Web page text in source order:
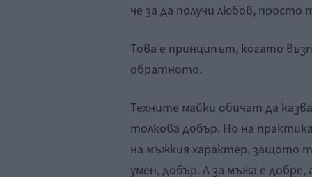
че за да получи любов,
Това е принципът, когато
обратното.
Техните майки обичат да
толкова добър. Но на
на мъжкия характер, защото
умен, добър. А за мъжа е